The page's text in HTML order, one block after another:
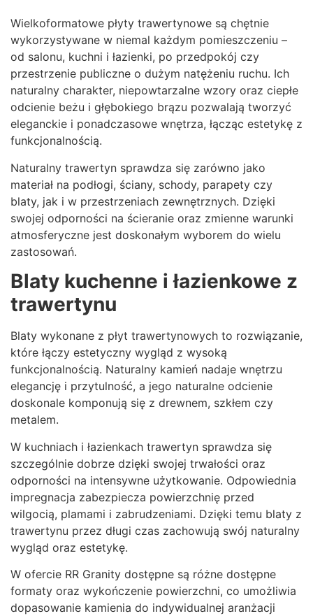
Wielkoformatowe płyty trawertynowe są chętnie
wykorzystywane w niemal każdym pomieszczeniu –
od salonu, kuchni i łazienki, po przedpokój czy
przestrzenie publiczne o dużym natężeniu ruchu. Ich
naturalny charakter, niepowtarzalne wzory oraz ciepłe
odcienie beżu i głębokiego brązu pozwalają tworzyć
eleganckie i ponadczasowe wnętrza, łącząc estetykę z
funkcjonalnością.
Naturalny trawertyn sprawdza się zarówno jako
materiał na podłogi, ściany, schody, parapety czy
blaty, jak i w przestrzeniach zewnętrznych. Dzięki
swojej odporności na ścieranie oraz zmienne warunki
atmosferyczne jest doskonałym wyborem do wielu
zastosowań.
Blaty kuchenne i łazienkowe z
trawertynu
Blaty wykonane z płyt trawertynowych to rozwiązanie,
które łączy estetyczny wygląd z wysoką
funkcjonalnością. Naturalny kamień nadaje wnętrzu
elegancję i przytulność, a jego naturalne odcienie
doskonale komponują się z drewnem, szkłem czy
metalem.
W kuchniach i łazienkach trawertyn sprawdza się
szczególnie dobrze dzięki swojej trwałości oraz
odporności na intensywne użytkowanie. Odpowiednia
impregnacja zabezpiecza powierzchnię przed
wilgocią, plamami i zabrudzeniami. Dzięki temu blaty z
trawertynu przez długi czas zachowują swój naturalny
wygląd oraz estetykę.
W ofercie RR Granity dostępne są różne dostępne
formaty oraz wykończenie powierzchni, co umożliwia
dopasowanie kamienia do indywidualnej aranżacji